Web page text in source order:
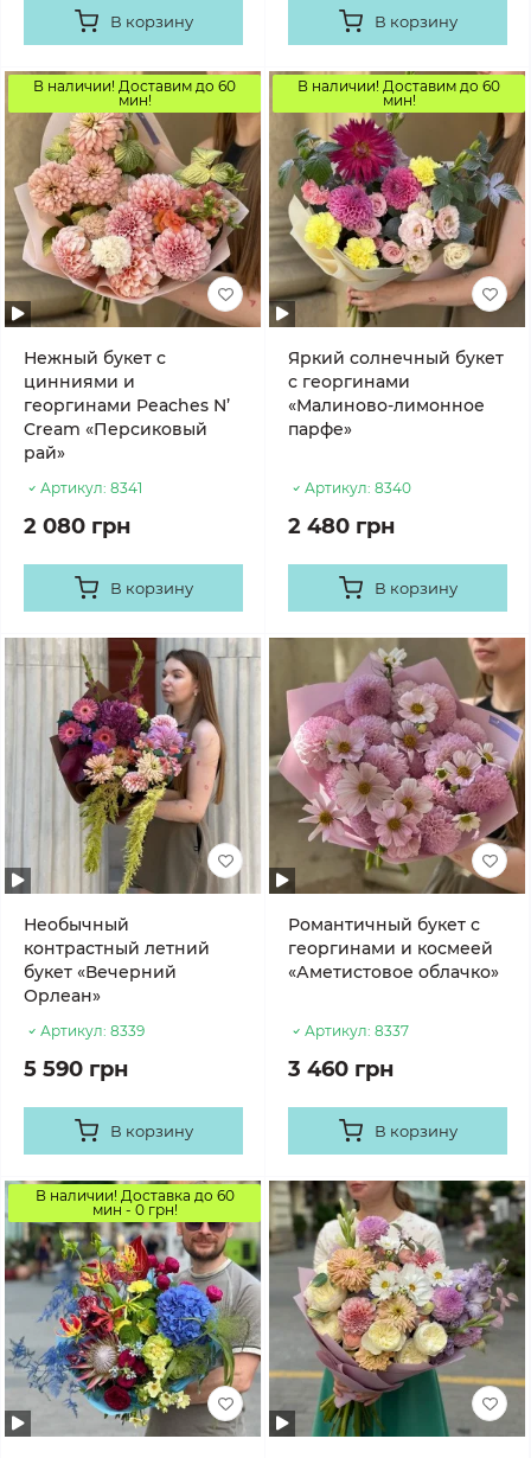
В корзину В корзину
В наличии! Доставим до 60
мин!
Нежный букет с
цинниями и
георгинами Peaches N’
Cream «Персиковый
рай»
Артикул: 8341
2 080 грн
В корзину
В наличии! Доставим до 60
мин!
Яркий солнечный букет
с георгинами
«Малиново-лимонное
парфе»
Артикул: 8340
2 480 грн
В корзину
Необычный
контрастный летний
букет «Вечерний
Орлеан»
Артикул: 8339
5 590 грн
В корзину
Романтичный букет с
георгинами и космеей
«Аметистовое облачко»
Артикул: 8337
3 460 грн
В корзину
В наличии! Доставка до 60
мин - 0 грн!